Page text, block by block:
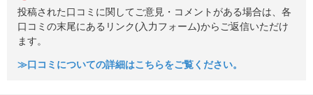
投稿された口コミに関してご意見・コメントがある場合は、各
口コミの末尾にあるリンク(入力フォーム)からご返信いただけ
ます。
≫口コミについての詳細はこちらをご覧ください。